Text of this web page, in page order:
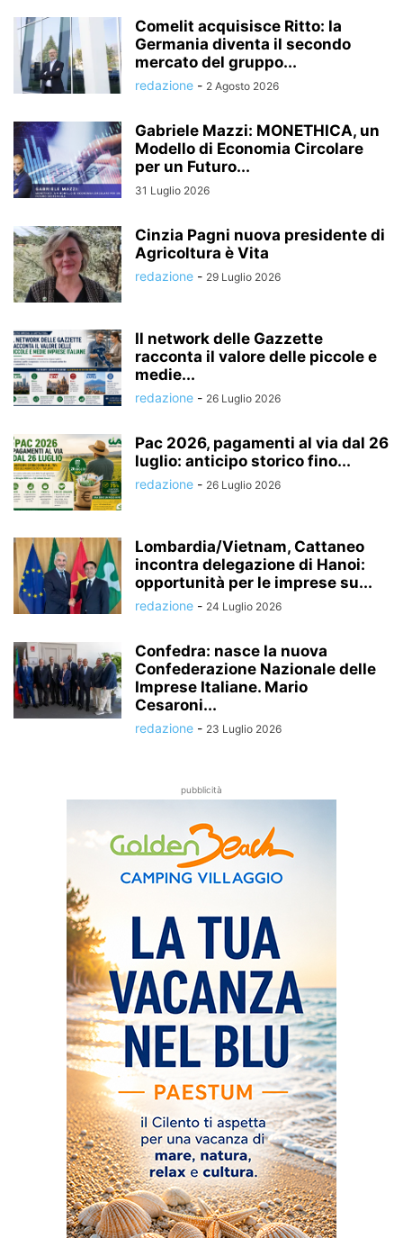
Comelit acquisisce Ritto: la
Germania diventa il secondo
mercato del gruppo...
redazione - 2 Agosto 2026
Gabriele Mazzi: MONETHICA, un
Modello di Economia Circolare
per un Futuro...
31 Luglio 2026
Cinzia Pagni nuova presidente di
Agricoltura è Vita
redazione - 29 Luglio 2026
Il network delle Gazzette
racconta il valore delle piccole e
medie...
redazione - 26 Luglio 2026
Pac 2026, pagamenti al via dal 26
luglio: anticipo storico fino...
redazione - 26 Luglio 2026
Lombardia/Vietnam, Cattaneo
incontra delegazione di Hanoi:
opportunità per le imprese su...
redazione - 24 Luglio 2026
Confedra: nasce la nuova
Confederazione Nazionale delle
Imprese Italiane. Mario
Cesaroni...
redazione - 23 Luglio 2026
pubblicità